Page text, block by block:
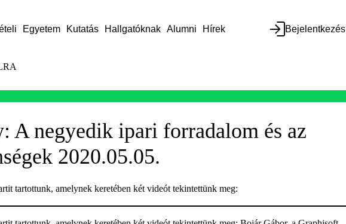
Egyetem Kutatás Hallgatóknak Alumni Hírek Bejelentkezés
A negyedik ipari forradalom és az
2020.05.05.
tartottunk, amelynek keretében két videót tekintettünk meg: